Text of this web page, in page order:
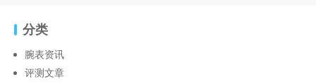
分类
腕表资讯
评测文章